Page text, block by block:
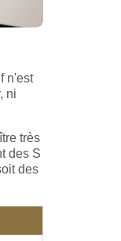
n'est
ni
très
des S
des